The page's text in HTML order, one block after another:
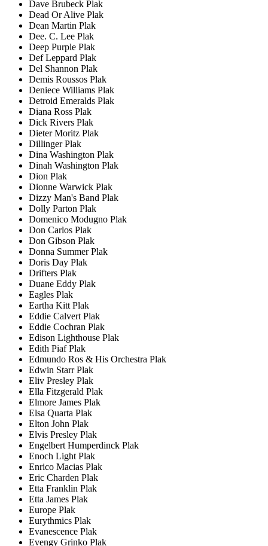
Dave Brubeck Plak
Dead Or Alive Plak
Dean Martin Plak
Dee. C. Lee Plak
Deep Purple Plak
Def Leppard Plak
Del Shannon Plak
Demis Roussos Plak
Deniece Williams Plak
Detroid Emeralds Plak
Diana Ross Plak
Dick Rivers Plak
Dieter Moritz Plak
Dillinger Plak
Dina Washington Plak
Dinah Washington Plak
Dion Plak
Dionne Warwick Plak
Dizzy Man's Band Plak
Dolly Parton Plak
Domenico Modugno Plak
Don Carlos Plak
Don Gibson Plak
Donna Summer Plak
Doris Day Plak
Drifters Plak
Duane Eddy Plak
Eagles Plak
Eartha Kitt Plak
Eddie Calvert Plak
Eddie Cochran Plak
Edison Lighthouse Plak
Edith Piaf Plak
Edmundo Ros & His Orchestra Plak
Edwin Starr Plak
Eliv Presley Plak
Ella Fitzgerald Plak
Elmore James Plak
Elsa Quarta Plak
Elton John Plak
Elvis Presley Plak
Engelbert Humperdinck Plak
Enoch Light Plak
Enrico Macias Plak
Eric Charden Plak
Etta Franklin Plak
Etta James Plak
Europe Plak
Eurythmics Plak
Evanescence Plak
Evengy Grinko Plak